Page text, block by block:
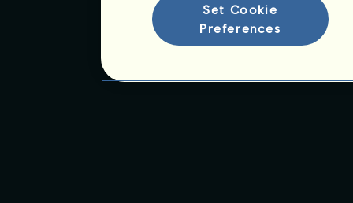
Set Cookie
Preferences